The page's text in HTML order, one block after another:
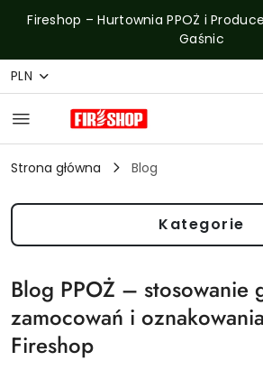
Przejdź do treści głównej
Przejdź do wyszukiwarki
Przejdź do moje konto
Przejdź do menu głównego
Przejdź do stopki
Fireshop – Hurtownia PPOŻ i
Gaśnic
PLN
Strona główna Blog
Kategorie
Blog PPOŻ – stosowanie
zamocowań i
Fireshop